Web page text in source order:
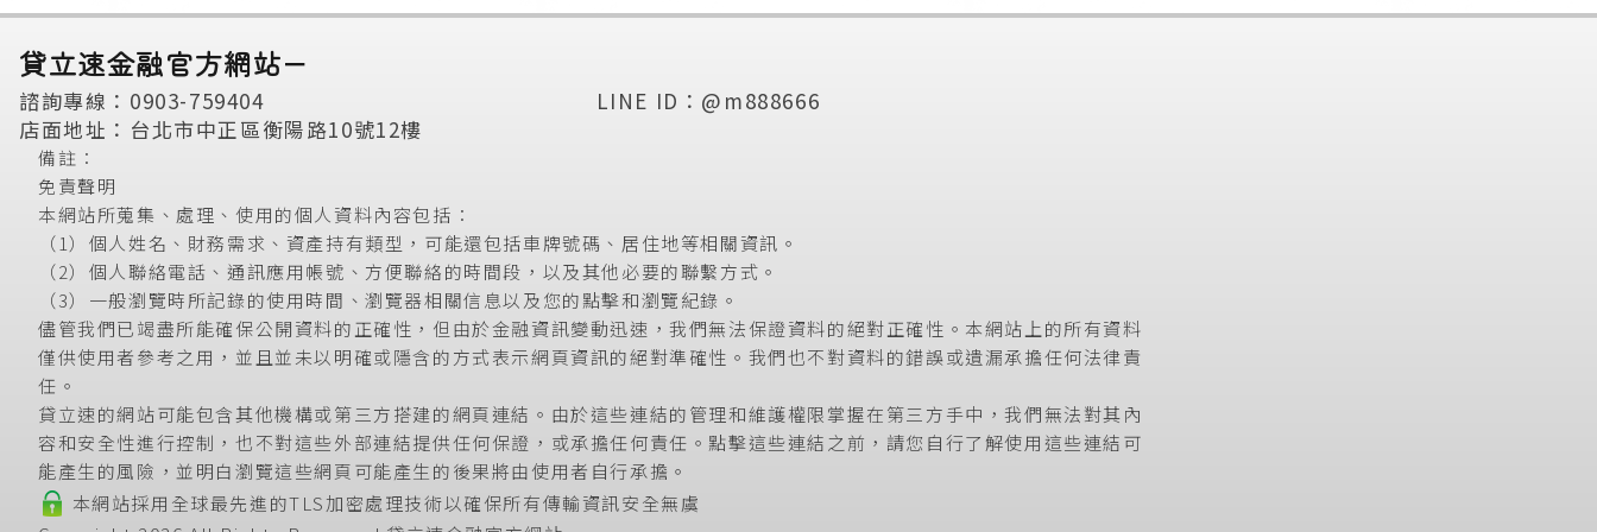
貸立速金融官方網站－
諮詢專線：0903-759404
LINE ID：@m888666
店面地址：台北市中正區衡陽路10號12樓
備註：
免責聲明
本網站所蒐集、處理、使用的個人資料內容包括：
（1）個人姓名、財務需求、資產持有類型，可能還包括車牌號碼、居住地等相關資訊。
（2）個人聯絡電話、通訊應用帳號、方便聯絡的時間段，以及其他必要的聯繫方式。
（3）一般瀏覽時所記錄的使用時間、瀏覽器相關信息以及您的點擊和瀏覽紀錄。
儘管我們已竭盡所能確保公開資料的正確性，但由於金融資訊變動迅速，我們無法保證資料的絕對正確性。本網站上的所有資料
僅供使用者參考之用，並且並未以明確或隱含的方式表示網頁資訊的絕對準確性。我們也不對資料的錯誤或遺漏承擔任何法律責
任。
貸立速的網站可能包含其他機構或第三方搭建的網頁連結。由於這些連結的管理和維護權限掌握在第三方手中，我們無法對其內
容和安全性進行控制，也不對這些外部連結提供任何保證，或承擔任何責任。點擊這些連結之前，請您自行了解使用這些連結可
能產生的風險，並明白瀏覽這些網頁可能產生的後果將由使用者自行承擔。
本網站採用全球最先進的TLS加密處理技術以確保所有傳輸資訊安全無虞